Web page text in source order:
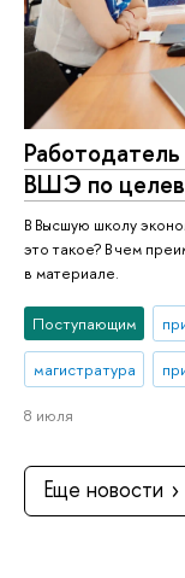
ВШЭ по
В Высшую школу
это такое? В чем
в материале.
Поступающим
магистратура
8 июля
Еще новости